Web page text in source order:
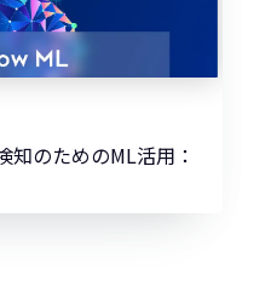
知のためのML活用：